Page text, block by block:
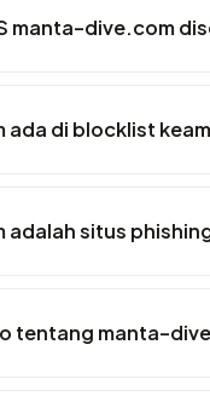
manta-dive.com
di blocklist
situs
tentang manta-